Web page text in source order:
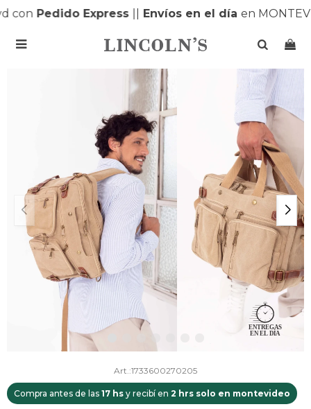
conPedido Express| Envíos en el díaen

1733600270205
Compra antes de las 17 hs y recibí en 2 hrs solo en montevideo